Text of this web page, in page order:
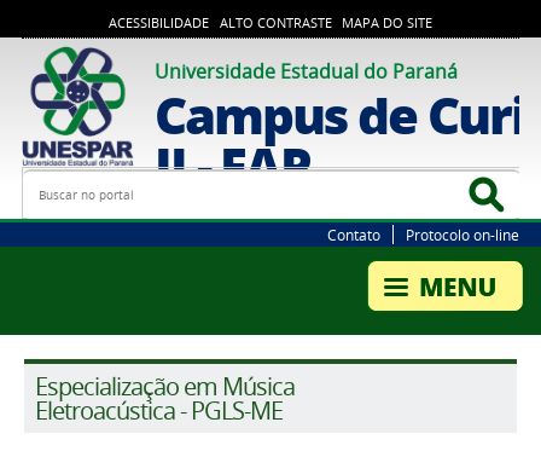
ACESSIBILIDADE ALTO CONTRASTE MAPA DO SITE
Universidade Estadual do Paraná
Campus de
II - FAP
Busca
Contato Protocolo on-line
Especialização em Música
Eletroacústica - PGLS-ME